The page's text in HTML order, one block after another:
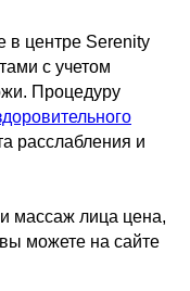
в центре Serenity
с учетом
Процедуру
расслабления и
массаж лица цена,
можете на сайте